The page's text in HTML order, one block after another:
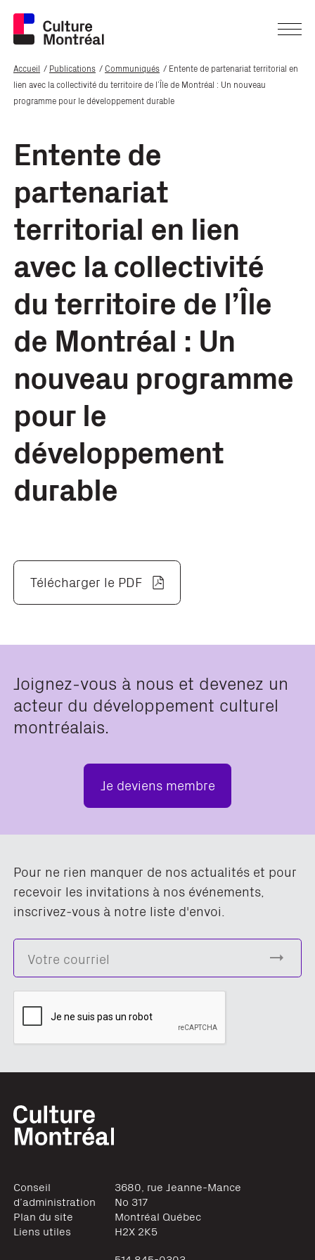
Accueil Publications Communiqués
Entente de partenariat territorial en
lien avec la collectivité du territoire de l’Île de Montréal : Un nouveau
programme pour le développement durable
Entente de
partenariat
territorial en lien
avec la collectivité
du territoire de l’Île
de Montréal : Un
nouveau programme
pour le
développement
durable
Télécharger le PDF
Joignez-vous à nous et devenez un
acteur du développement culturel
montréalais.
Je deviens membre
Pour ne rien manquer de nos actualités et pour
recevoir les invitations à nos événements,
inscrivez-vous à notre liste d'envoi.
Conseil
d’administration
Plan du site
Liens utiles
3680, rue Jeanne-Mance
No 317
Montréal Québec
H2X 2K5